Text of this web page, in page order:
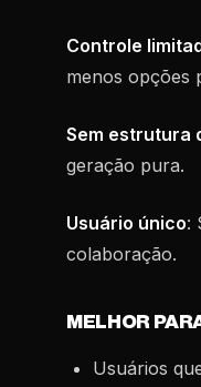
Controle
menos opções
Sem estrutura
geração pura.
Usuário único:
colaboração.
MELHOR
Usuários